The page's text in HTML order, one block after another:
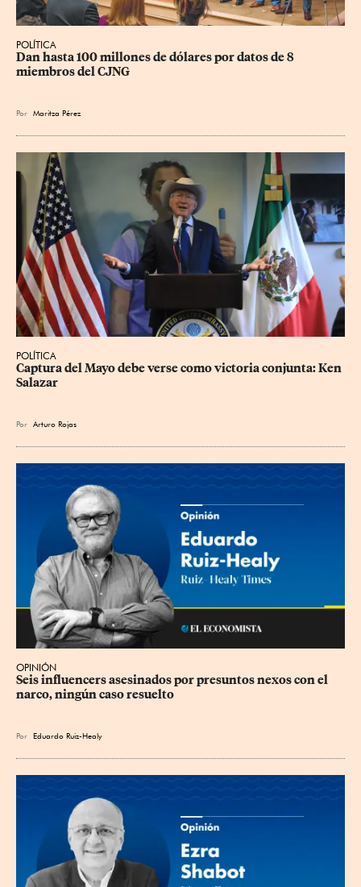
POLÍTICA
Dan hasta 100 millones de dólares por datos de 8
miembros del CJNG
Por Maritza Pérez
POLÍTICA
Captura del Mayo debe verse como victoria conjunta: Ken
Salazar
Por Arturo Rojas
OPINIÓN
Seis influencers asesinados por presuntos nexos con el
narco, ningún caso resuelto
Por Eduardo Ruiz-Healy